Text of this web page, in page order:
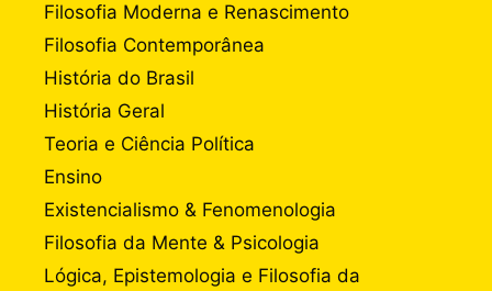
Filosofia Moderna e Renascimento
Filosofia Contemporânea
História do Brasil
História Geral
Teoria e Ciência Política
Ensino
Existencialismo & Fenomenologia
Filosofia da Mente & Psicologia
Lógica, Epistemologia e Filosofia da